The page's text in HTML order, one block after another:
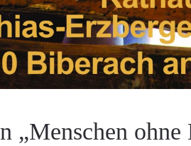
„Menschen ohne